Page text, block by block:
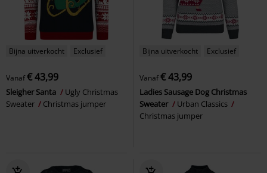
Bijna uitverkocht Exclusief
Vanaf€ 43,99
Sleigher Santa
Ugly Christmas
Sweater
Christmas jumper
Bijna uitverkocht Exclusief
Vanaf€ 43,99
Ladies Sausage Dog Christmas
Sweater
Urban Classics
Christmas jumper